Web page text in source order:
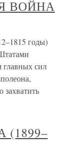
ВОЙНА
годы)
главных сил
захватить